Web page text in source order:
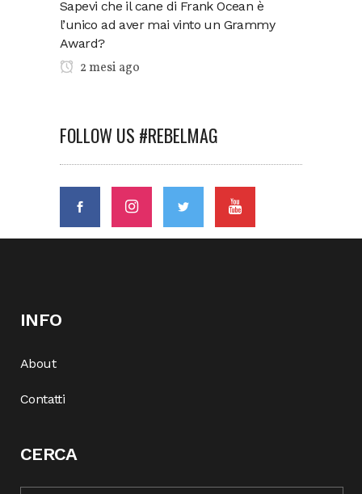
Sapevi che il cane di Frank Ocean è
l’unico ad aver mai vinto un Grammy
Award?
2 mesi ago
FOLLOW US #REBELMAG
INFO
About
Contatti
CERCA